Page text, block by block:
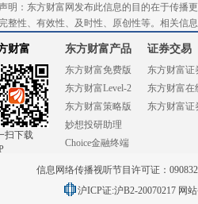
明：东方财富网发布此信息的目的在于传播
整性、有效性、及时性、原创性等。相关信
财富
扫下载
东方财富产品
东方财富免费版
东方财富Level-2
东方财富策略版
妙想投研助理
Choice金融终端
证券交易
东方财富证
东方财富在
东方财富证
信息网络传播视听节目许可证：
沪ICP证:沪B2-20070217 网